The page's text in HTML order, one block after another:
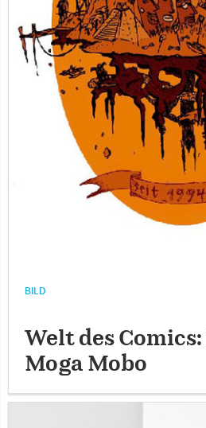
BILD
Welt des
Moga Mobo